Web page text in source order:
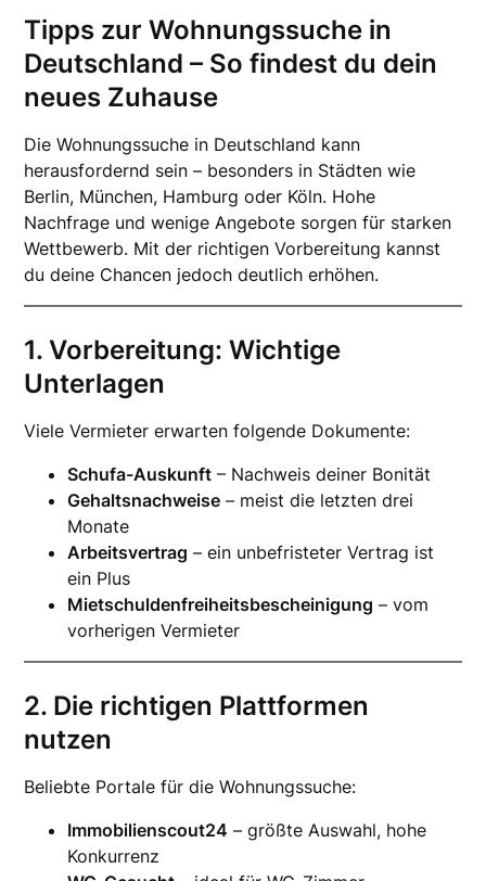
Tipps zur Wohnungssuche in
Deutschland – So findest du dein
neues Zuhause
Die Wohnungssuche in Deutschland kann
herausfordernd sein – besonders in Städten wie
Berlin, München, Hamburg oder Köln. Hohe
Nachfrage und wenige Angebote sorgen für starken
Wettbewerb. Mit der richtigen Vorbereitung kannst
du deine Chancen jedoch deutlich erhöhen.
1. Vorbereitung: Wichtige
Unterlagen
Viele Vermieter erwarten folgende Dokumente:
Schufa-Auskunft – Nachweis deiner Bonität
Gehaltsnachweise – meist die letzten drei
Monate
Arbeitsvertrag – ein unbefristeter Vertrag ist
ein Plus
Mietschuldenfreiheitsbescheinigung – vom
vorherigen Vermieter
2. Die richtigen Plattformen
nutzen
Beliebte Portale für die Wohnungssuche:
Immobilienscout24 – größte Auswahl, hohe
Konkurrenz